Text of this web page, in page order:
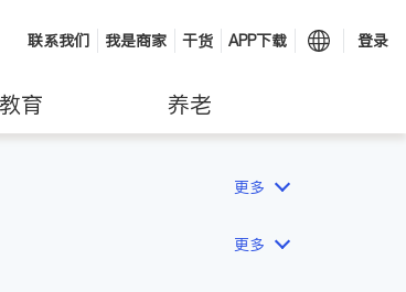
联系我们 我是商家 干货 APP下载 登录
教育 养老
更多
更多